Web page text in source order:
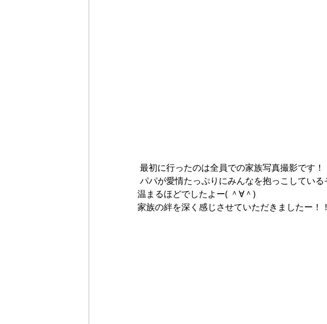
最初に行ったのは全員での家族写真撮影です！
温まるほどでしたよー( ＾∀＾)
家族の絆を深く感じさせていただきましたー！！